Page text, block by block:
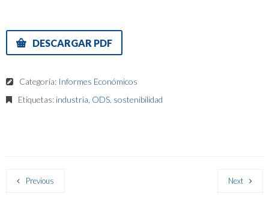
DESCARGAR PDF
Categoría: Informes Económicos
Etiquetas: industria ODS sostenibilidad
Previous Next